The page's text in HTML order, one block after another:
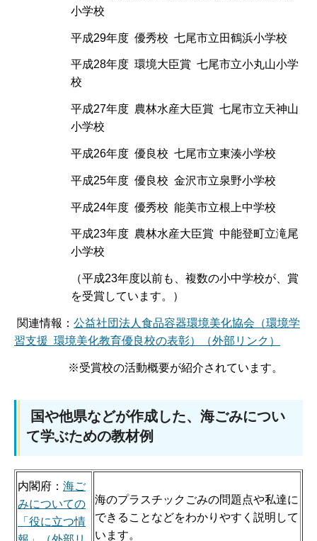
小学校
平成29年度 優秀校 七尾市立田鶴浜小学校
平成28年度 環境大臣賞 七尾市立小丸山小学
校
平成27年度 農林水産大臣賞 七尾市立天神山
小学校
平成26年度 優良校 七尾市立東湊小学校
平成25年度 優良校 金沢市立泉野小学校
平成24年度 優秀校 能美市立根上中学校
平成23年度 農林水産大臣賞 中能登町立滝尾
小学校
（平成23年度以前も、複数の小中学校が、賞
を受賞しています。）
関連情報： 公益社団法人食品容器環境美化協会（環境学
習支援 環境美化教育優良校の表彰）（外部リンク）
※受賞校の活動概要が紹介されています。
国や他県などが作成した、海ごみについ
て学ぶための教材例
内閣府： 海ご
みについての
「役に立つ情
海のプラスチックごみの問題点や私達に
できることなどをわかりやすく説明して
います。